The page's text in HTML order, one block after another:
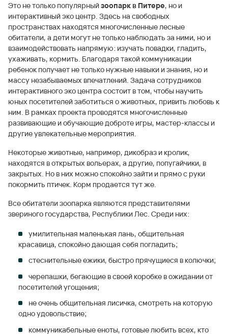
Это не только популярныйзоопарк в Питере, но и
интерактивный эко центр. Здесь на свободных
пространствах находятся многочисленные лесные
обитатели, а дети могут не только наблюдать за ними, но и
взаимодействовать напрямую: изучать повадки, гладить,
ухаживать, кормить. Благодаря такой коммуникации
ребенок получает не только нужные навыки и знания, но и
массу незабываемых впечатлений. Задача сотрудников
интерактивного эко центра состоит в том, чтобы научить
юных посетителей заботиться о животных, привить любовь к
ним. В рамках проекта проводятся многочисленные
развивающие и обучающие доброте игры, мастер-классы и
другие увлекательные мероприятия.
Некоторые животные, например, дикобраз и кролик,
находятся в открытых вольерах, а другие, попугайчики, в
закрытых. Но в них можно спокойно зайти и прямо с руки
покормить птичек. Корм продается тут же.
Все обитатели зоопарка являются представителями
звериного государства, Республики Лес. Среди них:
умилительная маленькая лань, общительная
красавица, спокойно дающая себя погладить;
стеснительные ежики, быстро прячущиеся в колючки;
черепашки, бегающие в своей коробке в ожидании от
посетителей угощения;
не очень общительная лисичка, смотреть на которую
одно удовольствие;
коммуникабельные еноты, готовые любить всех, кто